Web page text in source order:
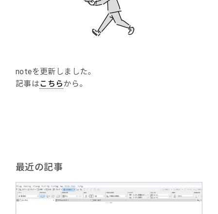
noteを更新しました。
記事はこちらから。
最近の記事